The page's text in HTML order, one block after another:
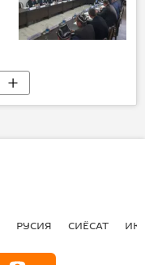
РУСИЯ СИЁСАТ